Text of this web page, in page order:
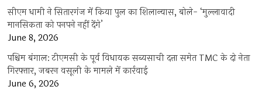
सीएम धामी ने सितारगंज में किया पुल का शिलान्यास, बोले- ‘मुल्लावादी
मानसिकता को पनपने नहीं देंगे’
June 8, 2026
पश्चिम बंगाल: टीएमसी के पूर्व विधायक सब्यसाची दत्ता समेत TMC के दो नेता
गिरफ्तार, जबरन वसूली के मामले में कार्रवाई
June 6, 2026